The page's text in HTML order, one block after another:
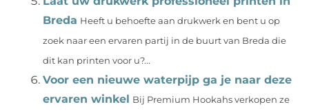
Breda Heeft u behoefte aan drukwerk en bent u op
zoek naar een ervaren partij in de buurt van Breda die
dit kan printen voor u?...
Voor een nieuwe waterpijp ga je naar deze
ervaren winkel Bij Premium Hookahs verkopen ze